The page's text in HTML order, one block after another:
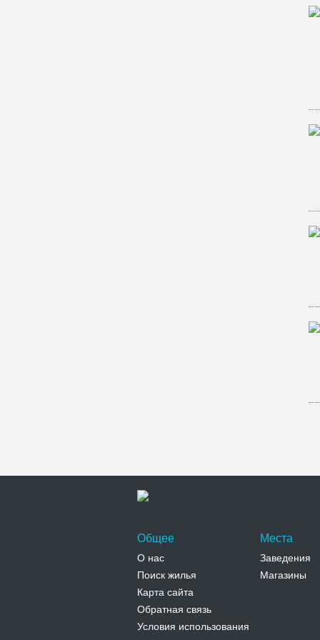
Общее
О нас
Поиск жилья
Карта сайта
Обратная связь
Условия использования
Места
Заведения
Магазины